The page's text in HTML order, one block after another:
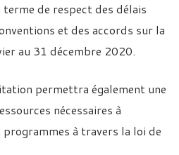
de respect des délais
et des accords sur la
au 31 décembre 2020.
permettra également une
nécessaires à
à travers la loi de